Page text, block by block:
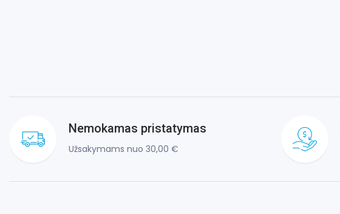
Nemokamas pristatymas
Užsakymams nuo 30,00 €